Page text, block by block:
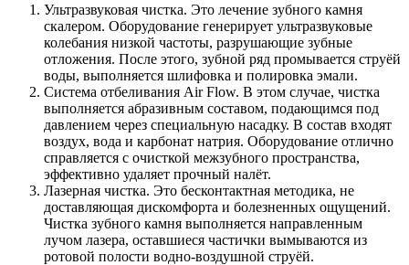
Ультразвуковая чистка. Это лечение зубного камня
скалером. Оборудование генерирует ультразвуковые
колебания низкой частоты, разрушающие зубные
отложения. После этого, зубной ряд промывается струёй
воды, выполняется шлифовка и полировка эмали.
Система отбеливания Air Flow. В этом случае, чистка
выполняется абразивным составом, подающимся под
давлением через специальную насадку. В состав входят
воздух, вода и карбонат натрия. Оборудование отлично
справляется с очисткой межзубного пространства,
эффективно удаляет прочный налёт.
Лазерная чистка. Это бесконтактная методика, не
доставляющая дискомфорта и болезненных ощущений.
Чистка зубного камня выполняется направленным
лучом лазера, оставшиеся частички вымываются из
ротовой полости водно-воздушной струёй.